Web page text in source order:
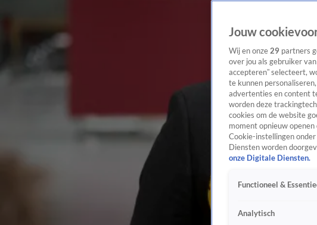
Jouw
Wij en onze 29 partners
over jou als gebruiker
accepteren” selecteert,
te kunnen
advertenties en content
worden deze
cookies om de website
moment opnieuw
Cookie-instellingen
Diensten worden
onze Digitale Diensten.
Functioneel &
Analytisch